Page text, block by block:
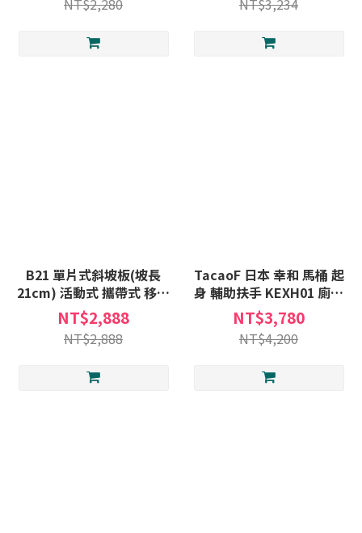
NT$2,280
含安裝)
NT$3,234
B21 單片式斜坡板(坡長
21cm) 活動式 攜帶式 移動
式 斜坡板 輪椅斜坡 台灣製
斜坡板專家 斜坡板補助(不
含安裝)
NT$2,888
NT$2,888
TacaoF 日本 幸和 馬桶 起
身 輔助扶手 KEXH01 廁所
扶手 安全扶手 R308 輔助手
把 免治馬桶適用
NT$3,780
NT$4,200